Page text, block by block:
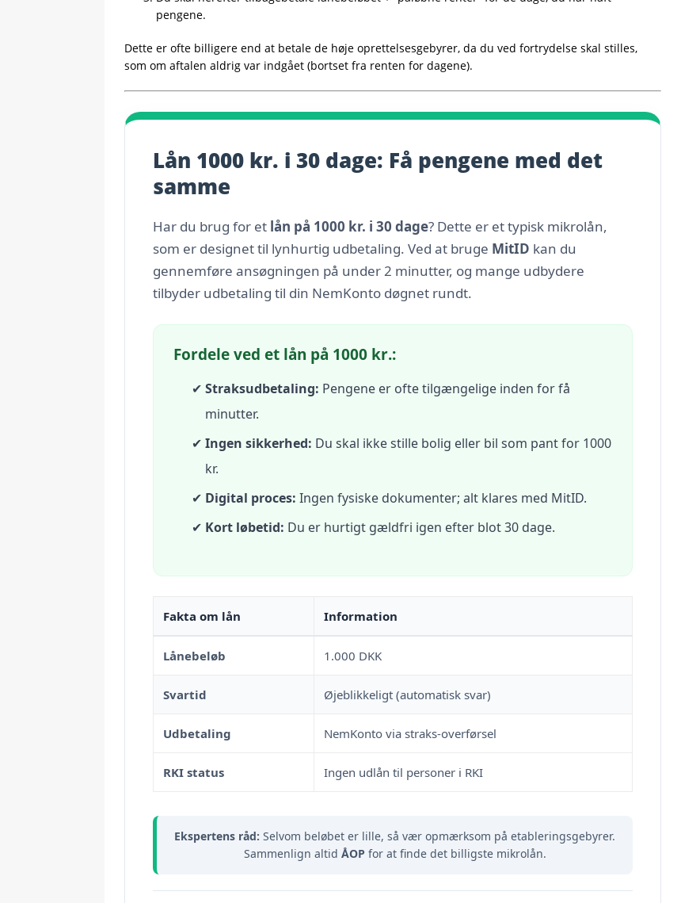
pengene.
Dette er ofte billigere end at betale de høje oprettelsesgebyrer, da du ved fortrydelse skal stilles,
som om aftalen aldrig var indgået (bortset fra renten for dagene).
Lån 1000 kr. i 30 dage: Få pengene med det
samme
Har du brug for et lån på 1000 kr. i 30 dage? Dette er et typisk mikrolån,
som er designet til lynhurtig udbetaling. Ved at bruge MitID kan du
gennemføre ansøgningen på under 2 minutter, og mange udbydere
tilbyder udbetaling til din NemKonto døgnet rundt.
Fordele ved et lån på 1000 kr.:
Straksudbetaling: Pengene er ofte tilgængelige inden for få
minutter.
Ingen sikkerhed: Du skal ikke stille bolig eller bil som pant for 1000
kr.
Digital proces: Ingen fysiske dokumenter; alt klares med MitID.
Kort løbetid: Du er hurtigt gældfri igen efter blot 30 dage.
Fakta om lån Information
Lånebeløb 1.000 DKK
Svartid Øjeblikkeligt (automatisk svar)
Udbetaling NemKonto via straks-overførsel
RKI status Ingen udlån til personer i RKI
Ekspertens råd: Selvom beløbet er lille, så vær opmærksom på etableringsgebyrer.
Sammenlign altid ÅOP for at finde det billigste mikrolån.